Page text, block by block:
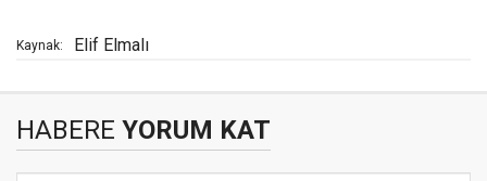
Kaynak: Elif Elmalı
HABERE YORUM KAT